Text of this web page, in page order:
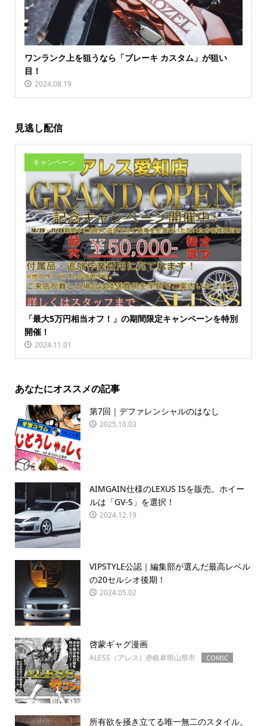
ワンランク上を狙うなら「ブレーキ カスタム」が狙い
目！
2024.08.19
見逃し配信
キャンペーン
「最大5万円相当オフ！」の期間限定キャンペーンを特別
開催！
2024.11.01
あなたにオススメの記事
第7回｜デファレンシャルのはなし
2025.10.03
AIMGAIN仕様のLEXUS ISを販売。ホイー
ルは「GV-S」を選択！
2024.12.19
VIPSTYLE公認｜編集部が選んだ最高レベル
の20セルシオ後期！
2024.05.02
啓蒙ギャグ漫画
ALESS（アレス）@岐阜県山県市 COMIC
所有欲を掻き立てる唯一無二のスタイル。